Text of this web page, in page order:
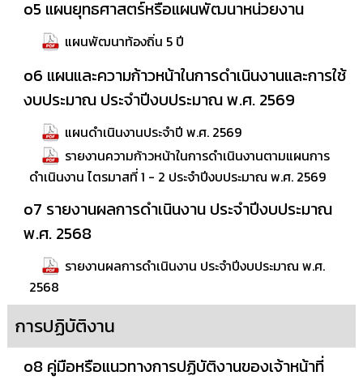
ข้อมูล
การ
o5 แผนยุทธศาสตร์หรือแผนพัฒนาหน่วยงาน
แผนพัฒนาท้องถิ่น 5 ปี
o6 แผนและความก้าวหน้าในการดำเนินงานและการใช้
งบประมาณ ประจำปีงบประมาณ พ.ศ. 2569
แผนดำเนินงานประจำปี พ.ศ. 2569
รายงานความก้าวหน้าในการดำเนินงานตามแผนการ
ดำเนินงาน ไตรมาสที่ 1 - 2 ประจำปีงบประมาณ พ.ศ. 2569
o7 รายงานผลการดำเนินงาน ประจำปีงบประมาณ
พ.ศ. 2568
รายงานผลการดำเนินงาน ประจำปีงบประมาณ พ.ศ.
2568
การปฏิบัติงาน
o8 คู่มือหรือแนวทางการปฏิบัติงานของเจ้าหน้าที่